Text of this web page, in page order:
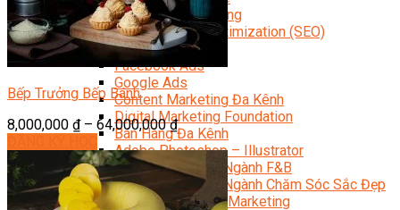
Facebook Marketing
Search Engine Optimization (SEO)
Quản Trị Fanpage
Facebook Ads
Google Ads
Content Marketing Đa Kênh
Digital Marketing Foundation
Bán Hàng Đa Kênh
Adobe Photoshop – Illustrator
Marketing Online Ngành F&B
Marketing Online Ngành Chăm Sóc Sắc Đẹp
Chuyên Đề Digital Marketing
Bếp Trưởng Bếp Bánh
8,000,000 ₫– 64,000,000₫